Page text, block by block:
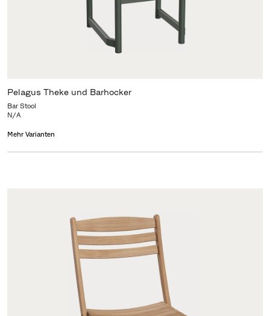
Pelagus Theke und Barhocker
Bar Stool
N/A
Mehr Varianten